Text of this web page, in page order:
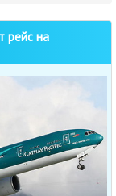
рейс на